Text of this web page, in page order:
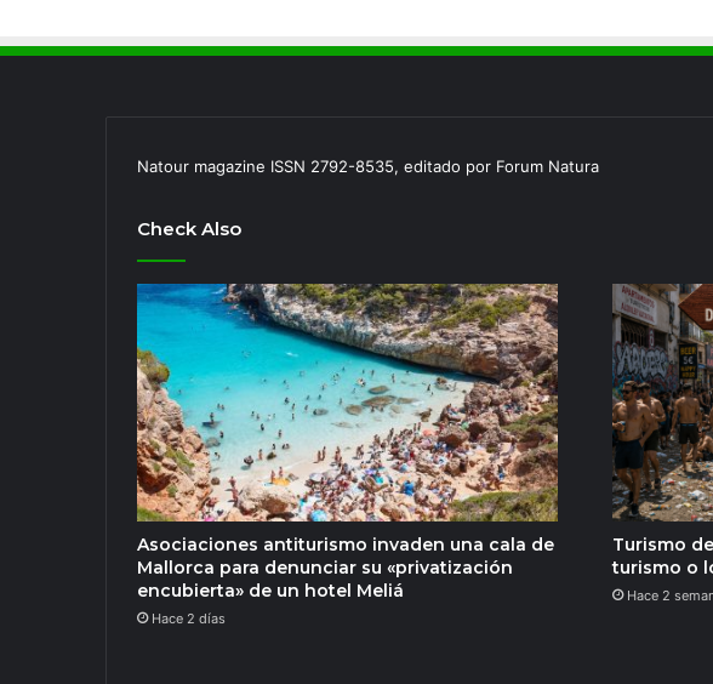
Natour magazine ISSN 2792-8535, editado por Forum Natura
Check Also
Asociaciones antiturismo invaden una cala de
Mallorca para denunciar su «privatización
encubierta» de un hotel Meliá
Hace 2 días
Turismo
turismo o
Hace 2